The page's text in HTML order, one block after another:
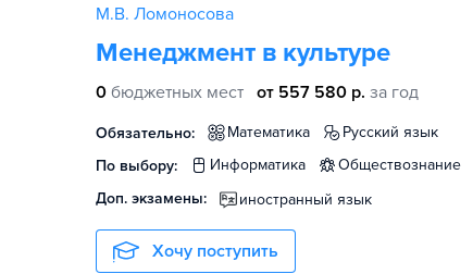
М.В. Ломоносова
Менеджмент в культуре
0 бюджетных мест от 557 580 р. за год
Обязательно: математика
русский язык
По выбору:
информатика обществознание
Доп. экзамены:
иностранный язык
Хочу поступить